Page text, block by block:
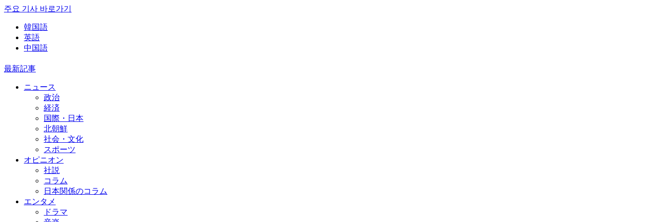
주요 기사 바로가기
韓国語
英語
中国語
最新記事
ニュース
政治
経済
国際・日本
北朝鮮
社会・文化
スポーツ
オピニオン
社説
コラム
日本関係のコラム
エンタメ
ドラマ